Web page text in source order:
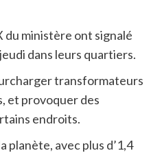
du ministère ont signalé
dans leurs quartiers.
transformateurs
et provoquer des
endroits.
planète, avec plus d’1,4